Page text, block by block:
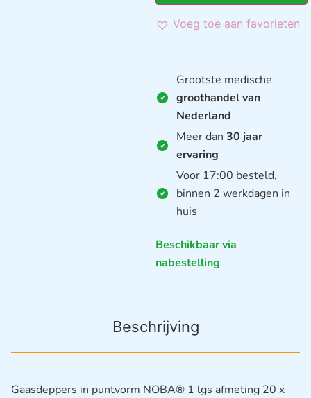
Voeg toe aan favorieten
Grootste medische
groothandel van
Nederland
Meer dan 30 jaar
ervaring
Voor 17:00 besteld,
binnen 2 werkdagen in
huis
Beschikbaar via
nabestelling
Beschrijving
Gaasdeppers in puntvorm NOBA® 1 lgs afmeting 20 x